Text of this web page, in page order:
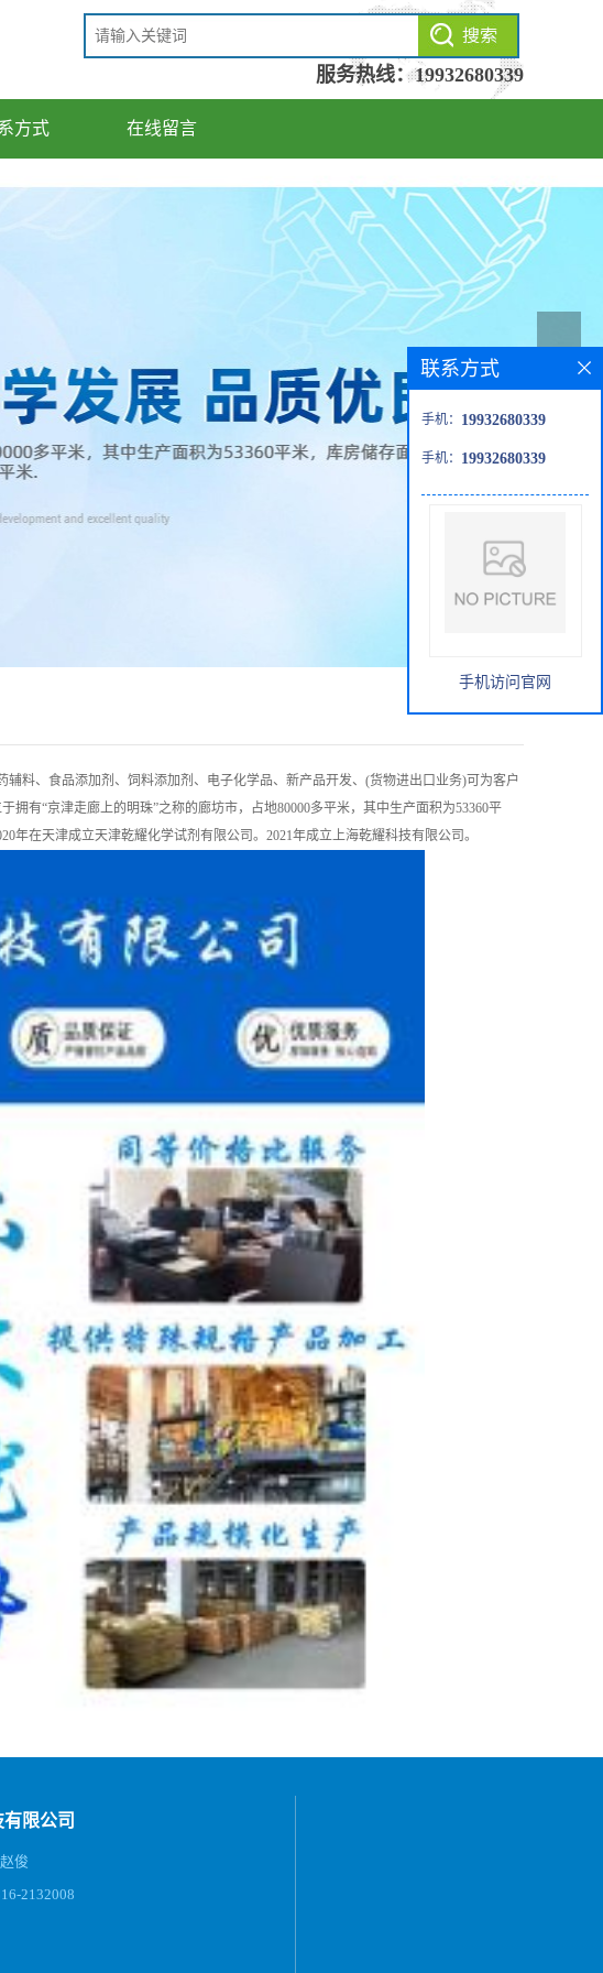
服务热线：19932680339
方式 在线留言
料、食品添加剂、饲料添加剂、电子化学品、新产品开发、(货物进出口业务)可为客户
有“京津走廊上的明珠”之称的廊坊市，占地80000多平米，其中生产面积为53360平
在天津成立天津乾耀化学试剂有限公司。2021年成立上海乾耀科技有限公司。
联系方式
手机： 19932680339
手机： 19932680339
手机访问官网
限公司
俊
2132008